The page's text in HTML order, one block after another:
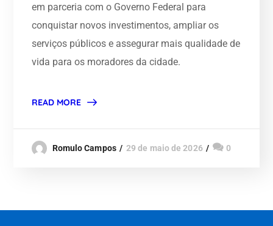
em parceria com o Governo Federal para
conquistar novos investimentos, ampliar os
serviços públicos e assegurar mais qualidade de
vida para os moradores da cidade.
READ MORE
Romulo Campos 29 de maio de 2026 0